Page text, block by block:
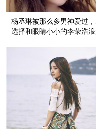
杨丞琳被那么多男神爱过
选择和眼睛小小的李荣浩